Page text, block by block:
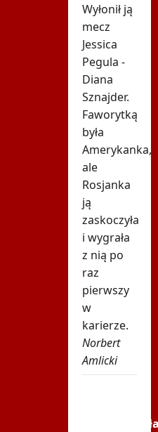
Wyłonił ją
mecz
Jessica
Pegula -
Diana
Sznajder.
Faworytką
była
Amerykanka,
ale
Rosjanka
ją
zaskoczyła
i wygrała
z nią po
raz
pierwszy
w
karierze.
Norbert
Amlicki